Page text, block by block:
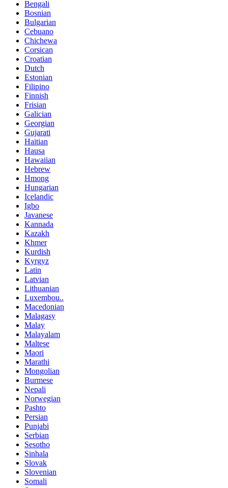
Bengali
Bosnian
Bulgarian
Cebuano
Chichewa
Corsican
Croatian
Dutch
Estonian
Filipino
Finnish
Frisian
Galician
Georgian
Gujarati
Haitian
Hausa
Hawaiian
Hebrew
Hmong
Hungarian
Icelandic
Igbo
Javanese
Kannada
Kazakh
Khmer
Kurdish
Kyrgyz
Latin
Latvian
Lithuanian
Luxembou..
Macedonian
Malagasy
Malay
Malayalam
Maltese
Maori
Marathi
Mongolian
Burmese
Nepali
Norwegian
Pashto
Persian
Punjabi
Serbian
Sesotho
Sinhala
Slovak
Slovenian
Somali